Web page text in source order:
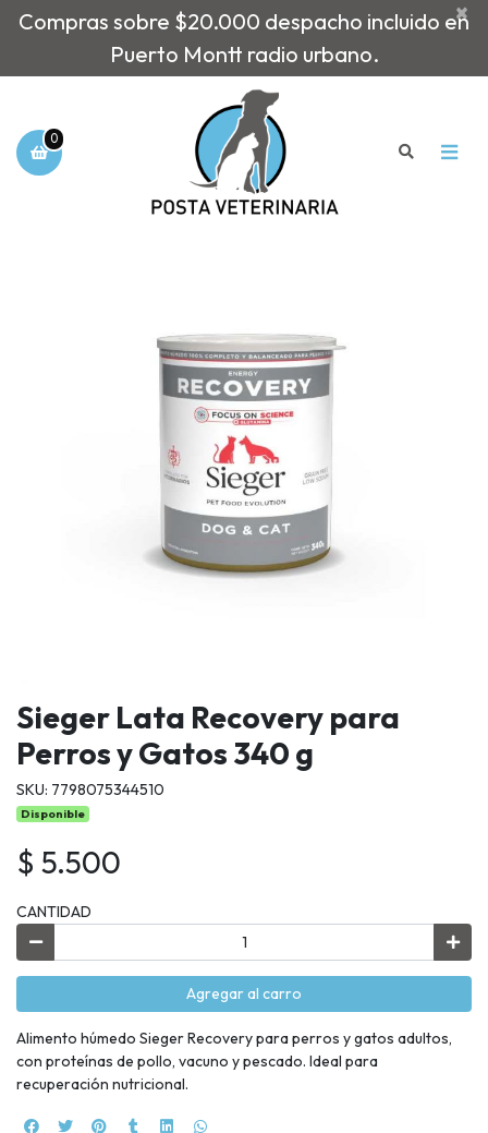
Compras sobre $20.000 despacho incluido en
Puerto Montt radio urbano.
×
0
Sieger Lata Recovery para
Perros y Gatos 340 g
SKU: 7798075344510
Disponible
$ 5.500
CANTIDAD
Agregar al carro
Alimento húmedo Sieger Recovery para perros y gatos adultos,
con proteínas de pollo, vacuno y pescado. Ideal para
recuperación nutricional.